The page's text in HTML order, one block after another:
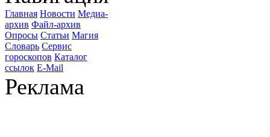
Главная Новости Медиа-
архив Файл-архив
Опросы Статьи Магия
Словарь Сервис
гороскопов Каталог
ссылок E-Mail
Реклама